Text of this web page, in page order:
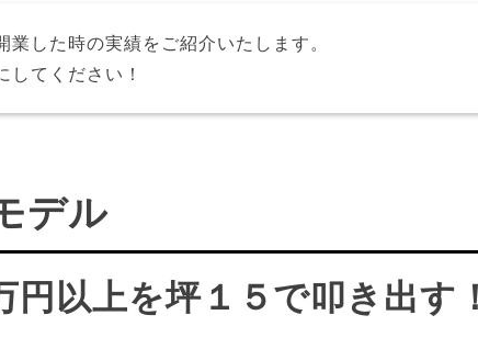
業した時の実績をご紹介いたします。
てください！
デル
円以上を坪１５で叩き出す